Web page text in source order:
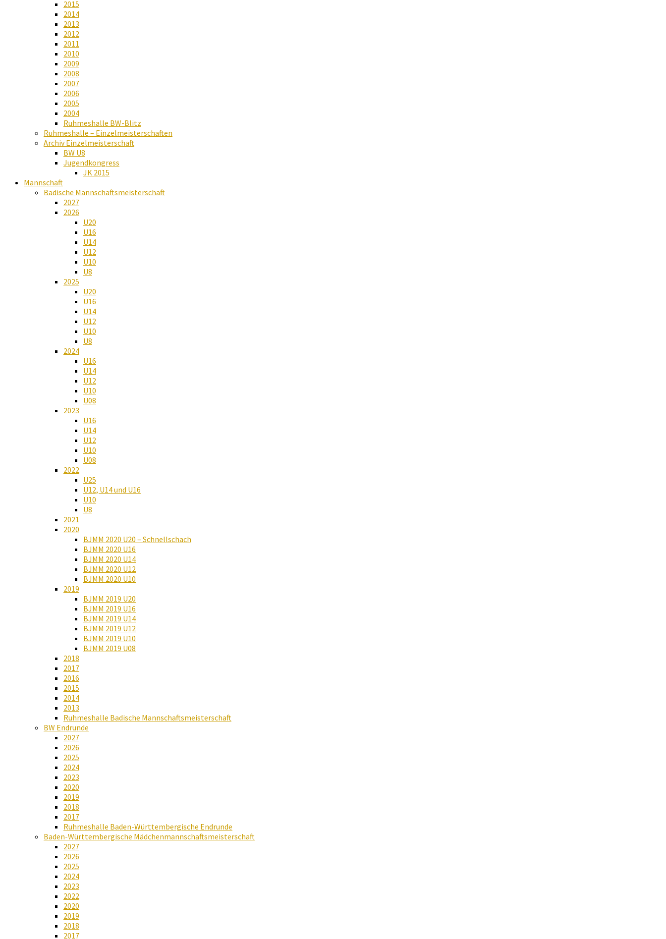
2015
2014
2013
2012
2011
2010
2009
2008
2007
2006
2005
2004
Ruhmeshalle BW-Blitz
Ruhmeshalle – Einzelmeisterschaften
Archiv Einzelmeisterschaft
BW U8
Jugendkongress
JK 2015
Mannschaft
Badische Mannschaftsmeisterschaft
2027
2026
U20
U16
U14
U12
U10
U8
2025
U20
U16
U14
U12
U10
U8
2024
U16
U14
U12
U10
U08
2023
U16
U14
U12
U10
U08
2022
U25
U12, U14 und U16
U10
U8
2021
2020
BJMM 2020 U20 – Schnellschach
BJMM 2020 U16
BJMM 2020 U14
BJMM 2020 U12
BJMM 2020 U10
2019
BJMM 2019 U20
BJMM 2019 U16
BJMM 2019 U14
BJMM 2019 U12
BJMM 2019 U10
BJMM 2019 U08
2018
2017
2016
2015
2014
2013
Ruhmeshalle Badische Mannschaftsmeisterschaft
BW Endrunde
2027
2026
2025
2024
2023
2020
2019
2018
2017
Ruhmeshalle Baden-Württembergische Endrunde
Baden-Württembergische Mädchenmannschaftsmeisterschaft
2027
2026
2025
2024
2023
2022
2020
2019
2018
2017